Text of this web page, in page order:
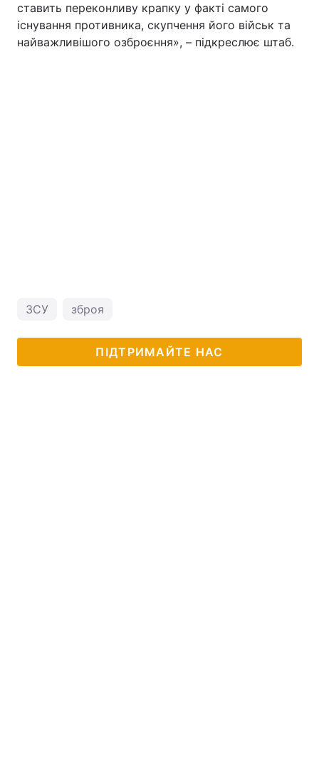
ставить переконливу крапку у факті самого
існування противника, скупчення його військ та
найважливішого озброєння», – підкреслює штаб.
ЗСУ зброя
ПІДТРИМАЙТЕ НАС